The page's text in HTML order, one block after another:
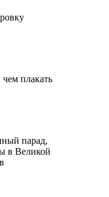
плакать
парад,
в Великой